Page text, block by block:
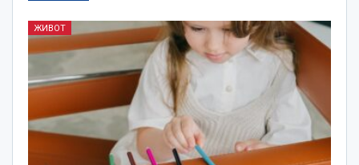
ЖИВОТ